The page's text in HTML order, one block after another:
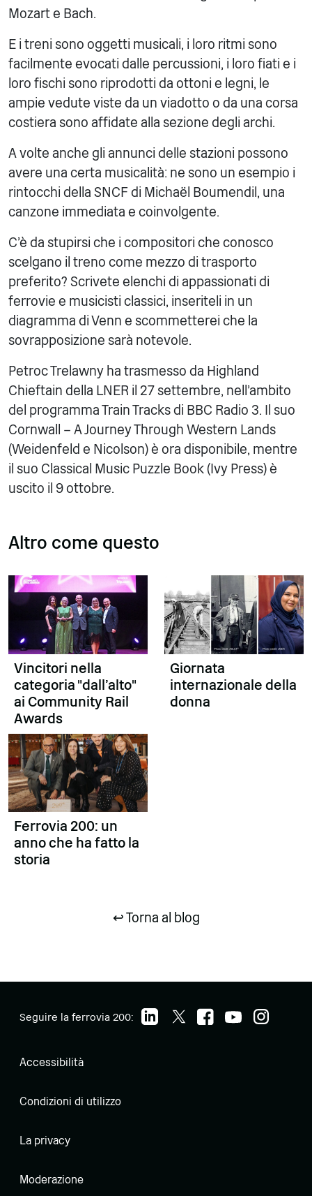
Mozart e Bach.
E i treni sono oggetti musicali, i loro ritmi sono
facilmente evocati dalle percussioni, i loro fiati e i
loro fischi sono riprodotti da ottoni e legni, le
ampie vedute viste da un viadotto o da una corsa
costiera sono affidate alla sezione degli archi.
A volte anche gli annunci delle stazioni possono
avere una certa musicalità: ne sono un esempio i
rintocchi della SNCF di Michaël Boumendil, una
canzone immediata e coinvolgente.
C'è da stupirsi che i compositori che conosco
scelgano il treno come mezzo di trasporto
preferito? Scrivete elenchi di appassionati di
ferrovie e musicisti classici, inseriteli in un
diagramma di Venn e scommetterei che la
sovrapposizione sarà notevole.
Petroc Trelawny ha trasmesso da Highland
Chieftain della LNER il 27 settembre, nell'ambito
del programma Train Tracks di BBC Radio 3. Il suo
Cornwall – A Journey Through Western Lands
(Weidenfeld e Nicolson) è ora disponibile, mentre
il suo Classical Music Puzzle Book (Ivy Press) è
uscito il 9 ottobre.
Altro come questo
Vincitori nella
categoria "dall'alto"
ai Community Rail
Awards
Giornata
internazionale della
donna
Ferrovia 200: un
anno che ha fatto la
storia
↩ Torna al blog
Seguire la ferrovia 200:
Accessibilità
Condizioni di utilizzo
La privacy
Moderazione